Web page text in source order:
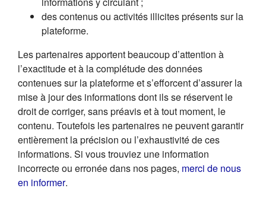
des contenus ou activités illicites présents sur la
plateforme.
Les partenaires apportent beaucoup d’attention à
l’exactitude et à la complétude des données
contenues sur la plateforme et s’efforcent d’assurer la
mise à jour des informations dont ils se réservent le
droit de corriger, sans préavis et à tout moment, le
contenu. Toutefois les partenaires ne peuvent garantir
entièrement la précision ou l’exhaustivité de ces
informations. Si vous trouviez une information
incorrecte ou erronée dans nos pages, merci de nous
en informer(s'ouvre dans un nouvel onglet)
.